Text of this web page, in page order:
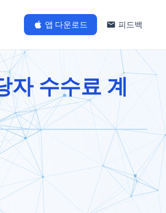
앱 다운로드 피드백
자 수수료 계